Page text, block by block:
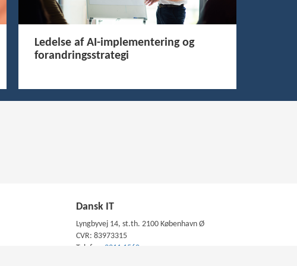
Ledelse af AI-implementering og
forandringsstrategi
Dansk IT
Lyngbyvej 14, st.th. 2100 København Ø
CVR: 83973315
Telefon: 3311 1560